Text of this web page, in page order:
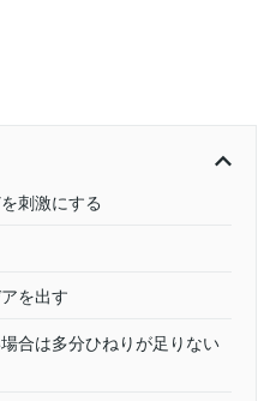
刺激にする
を出す
合は多分ひねりが足りない